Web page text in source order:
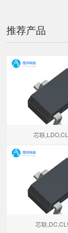
推荐产品
芯联
芯联